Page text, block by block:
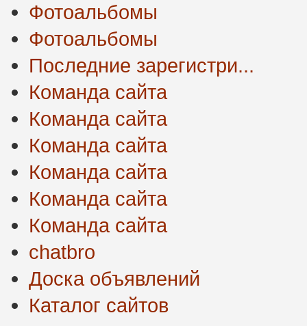
Фотоальбомы
Фотоальбомы
Последние зарегистри...
Команда сайта
Команда сайта
Команда сайта
Команда сайта
Команда сайта
Команда сайта
chatbro
Доска объявлений
Каталог сайтов